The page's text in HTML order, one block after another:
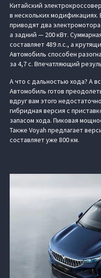
Китайский
в нескольких
приводят два
а задний — 200 кВт.
составляет 489 л.с., а
Автомобиль способен
за 4,7 с. Впечатляющий
А что с дальностью хода? А
Автомобиль готов
вдруг вам этого
гибридная версия с
запасом хода. Пиковая
Также Voyah предлагает
составляет уже 800 км.